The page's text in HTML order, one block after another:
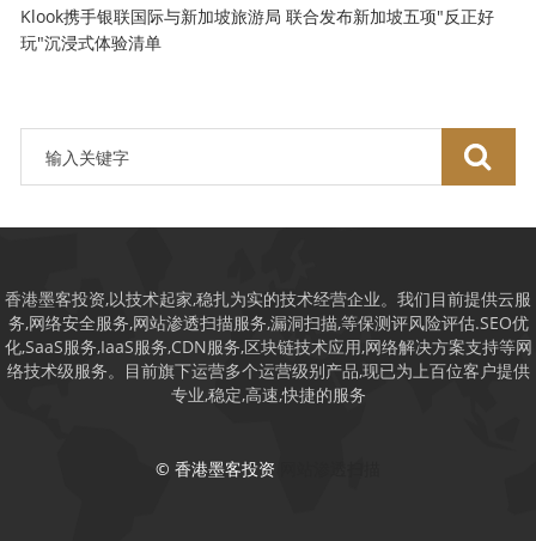
Klook携手银联国际与新加坡旅游局 联合发布新加坡五项"反正好
玩"沉浸式体验清单
香港墨客投资,以技术起家,稳扎为实的技术经营企业。我们目前提供云服
务,网络安全服务,网站渗透扫描服务,漏洞扫描,等保测评风险评估.SEO优
化,SaaS服务,IaaS服务,CDN服务,区块链技术应用,网络解决方案支持等网
络技术级服务。目前旗下运营多个运营级别产品,现已为上百位客户提供
专业,稳定,高速,快捷的服务
© 香港墨客投资